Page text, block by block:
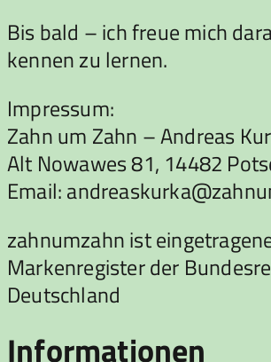
Bis bald – ich freue mich
kennen zu lernen.
Impressum:
Zahn um Zahn – Andreas
Alt Nowawes 81, 14482
Email:
zahnumzahn ist
Markenregister der
Deutschland
Informationen